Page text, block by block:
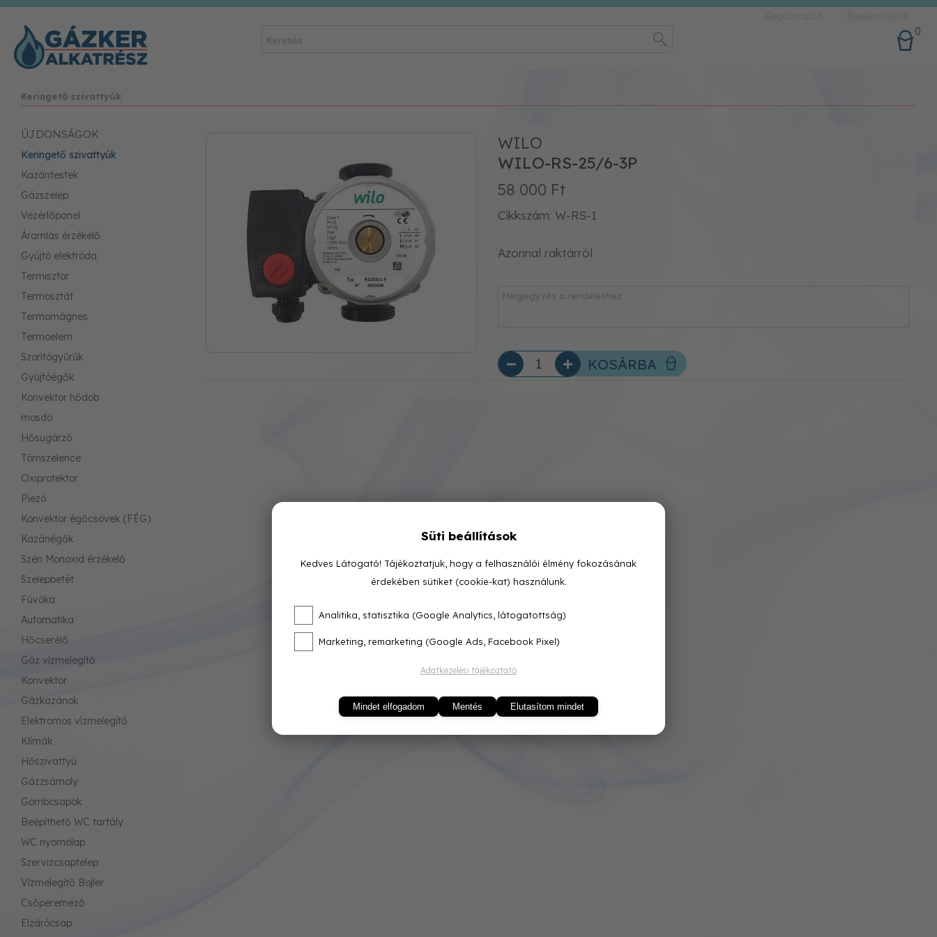
0
Keringető szivattyúk
WILO
WILO-RS-25/6-3P
58 000 Ft
Cikkszám: W-RS-1
Azonnal raktárról
KOSÁRBA
ÚJDONSÁGOK
Keringető szivattyúk
Kazántestek
Gázszelep
Vezérlőpanel
Áramlás érzékelő
Gyújtó elektróda
Termisztor
Termosztát
Termomágnes
Termoelem
Szorítógyűrűk
Gyújtóégők
Konvektor hődob
mosdó
Hősugárzó
Tömszelence
Oxiprotektor
Piezó
Konvektor égőcsövek (FÉG)
Kazánégők
Szén Monoxid érzékelő
Szelepbetét
Fúvóka
Automatika
Hőcserélő
Gáz vízmelegítő
Konvektor
Gázkazánok
Elektromos vízmelegítő
Klímák
Hőszivattyú
Gázzsámoly
Gömbcsapok
Beépíthető WC tartály
WC nyomólap
Szervizcsaptelep
Vízmelegítő Bojler
Csőperemező
Elzárócsap
Süti beállítások
Kedves Látogató! Tájékoztatjuk, hogy a felhasználói élmény fokozásának
érdekében sütiket (cookie-kat) használunk.
Analitika, statisztika (Google Analytics, látogatottság)
Marketing, remarketing (Google Ads, Facebook Pixel)
Adatkezelési tájékoztató
Mindet elfogadom Mentés Elutasítom mindet